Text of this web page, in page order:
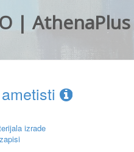
| AthenaPlus
ametisti
izrade